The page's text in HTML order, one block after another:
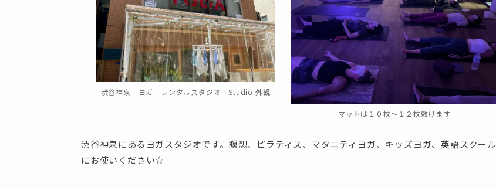
渋谷神泉 ヨガ レンタルスタジオ Studio 外観
マットは１０枚〜１２枚敷けます
渋谷神泉にあるヨガスタジオです。瞑想、ピラティス、マタニティヨガ、キッズヨガ、英語スクール
にお使いください☆